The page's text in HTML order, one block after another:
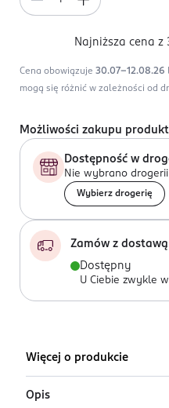
Najniższa cena z
Cena obowiązuje 30.07-12.08.26
mogą się różnić w zależności od
Możliwości zakupu
Dostępność w
Nie wybrano drogerii
Wybierz drogerię
Zamów z dostawą
Dostępny
U Ciebie zwykle
Więcej o produkcie
Opis